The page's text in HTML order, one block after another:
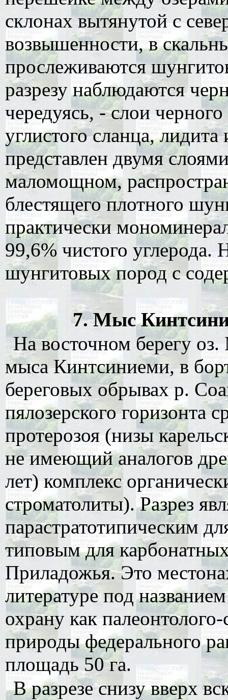
склонах вытянутой с
возвышенности, в
прослеживаются
разрезу наблюдаются
чередуясь, - слои
углистого сланца,
представлен двумя
маломощном,
блестящего плотного
практически
99,6% чистого
шунгитовых пород с
7. Мыс
На восточном берегу
мыса Кинтсиниеми, в
береговых обрывах р.
пялозерского горизонта
протерозоя (низы
не имеющий аналогов
лет) комплекс
строматолиты). Разрез
парастратотипическим
типовым для
Приладожья. Это
литературе под
охрану как
природы федерального
площадь 50 га.
В разрезе снизу вверх